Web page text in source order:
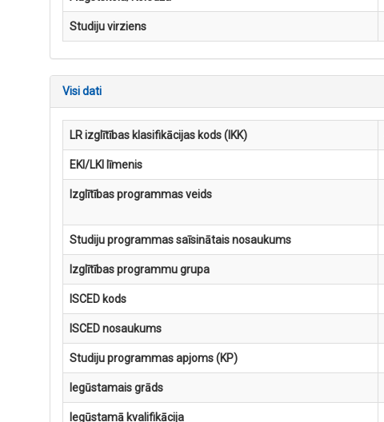
Studiju virziens
Visi dati
LR izglītības klasifikācijas kods (IKK)
EKI/LKI līmenis
Izglītības programmas veids
Studiju programmas saīsinātais nosaukums
Izglītības programmu grupa
ISCED kods
ISCED nosaukums
Studiju programmas apjoms (KP)
Iegūstamais grāds
Iegūstamā kvalifikācija